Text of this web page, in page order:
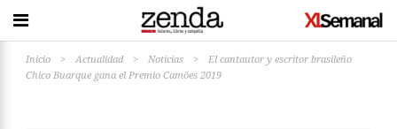
Inicio > Actualidad > Noticias >
El cantautor y escritor brasileño
Chico Buarque gana el Premio Camões 2019